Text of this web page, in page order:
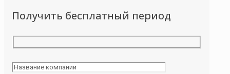
Получить бесплатный период